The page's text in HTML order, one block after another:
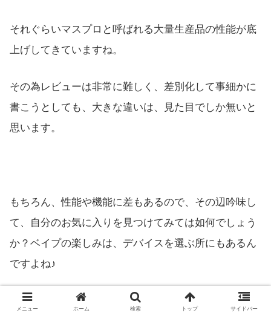
それぐらいマスプロと呼ばれる大量生産品の性能が底
上げしてきていますね。
その為レビューは非常に難しく、差別化して事細かに
書こうとしても、大きな違いは、見た目でしか無いと
思います。
もちろん、性能や機能に差もあるので、その辺吟味し
て、自分のお気に入りを見つけてみては如何でしょう
か？ベイプの楽しみは、デバイスを選ぶ所にもあるん
ですよね♪
通販はこちらから！
メニュー ホーム 検索 トップ サイドバー